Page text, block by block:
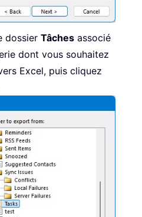
dossier Tâches associé
dont vous souhaitez
Excel, puis cliquez